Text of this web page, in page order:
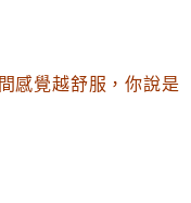
感覺越舒服 ，你說是